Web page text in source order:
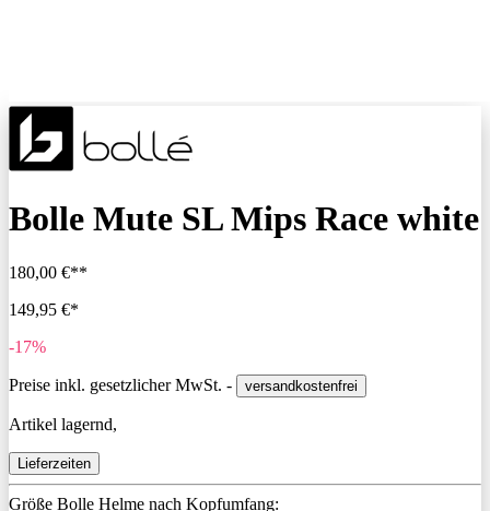
Bolle Mute SL Mips Race white
180,00 €**
149,95 €*
-17%
Preise inkl. gesetzlicher MwSt. - versandkostenfrei
Artikel lagernd,
Lieferzeiten
Größe Bolle Helme nach Kopfumfang: